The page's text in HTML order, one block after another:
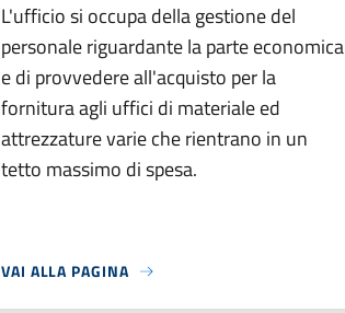
L'ufficio si occupa della gestione del
personale riguardante la parte economica
e di provvedere all'acquisto per la
fornitura agli uffici di materiale ed
attrezzature varie che rientrano in un
tetto massimo di spesa.
VAI ALLA PAGINA